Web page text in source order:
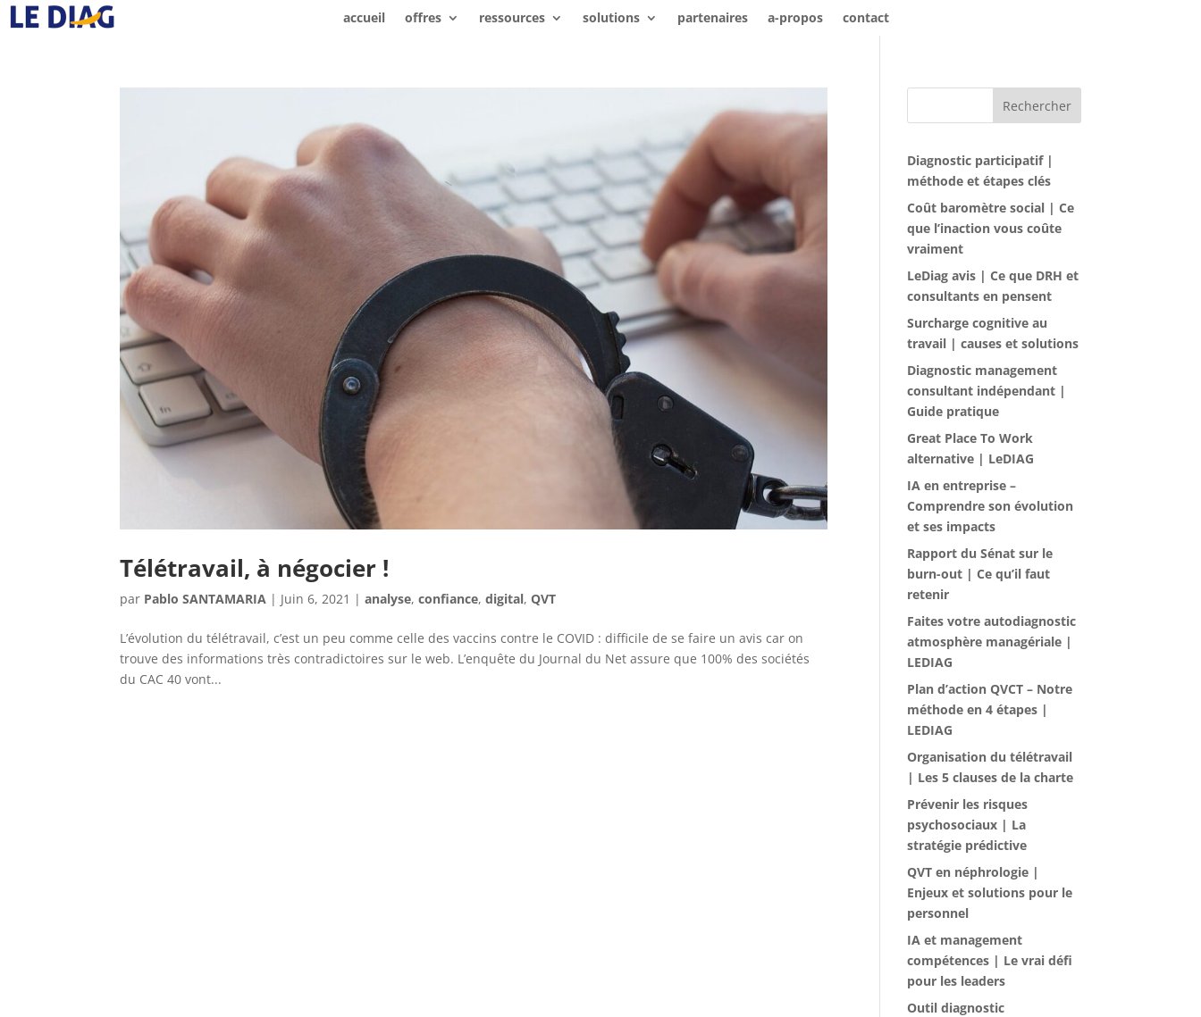
accueil offres ressources solutions partenaires a-propos contact
Télétravail, à négocier !
par Pablo SANTAMARIA | Juin 6, 2021 |analyse,confiance,digital,QVT
L’évolution du télétravail, c’est un peu comme celle des vaccins contre le COVID : difficile de se faire un avis car on
trouve des informations très contradictoires sur le web. L’enquête du Journal du Net assure que 100% des sociétés
du CAC 40 vont...
Rechercher
Diagnostic participatif |
méthode et étapes clés
Coût baromètre social | Ce
que l’inaction vous coûte
vraiment
LeDiag avis | Ce que DRH et
consultants en pensent
Surcharge cognitive au
travail | causes et solutions
Diagnostic management
consultant indépendant |
Guide pratique
Great Place To Work
alternative | LeDIAG
IA en entreprise –
Comprendre son évolution
et ses impacts
Rapport du Sénat sur le
burn-out | Ce qu’il faut
retenir
Faites votre autodiagnostic
atmosphère managériale |
LEDIAG
Plan d’action QVCT – Notre
méthode en 4 étapes |
LEDIAG
Organisation du télétravail
| Les 5 clauses de la charte
Prévenir les risques
psychosociaux | La
stratégie prédictive
QVT en néphrologie |
Enjeux et solutions pour le
personnel
IA et management
compétences | Le vrai défi
pour les leaders
Outil diagnostic